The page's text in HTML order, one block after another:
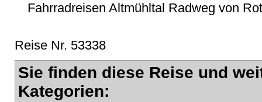
Fahrradreisen Altmühltal Radweg von
Reise Nr. 53338
Sie finden diese Reise und
Kategorien: